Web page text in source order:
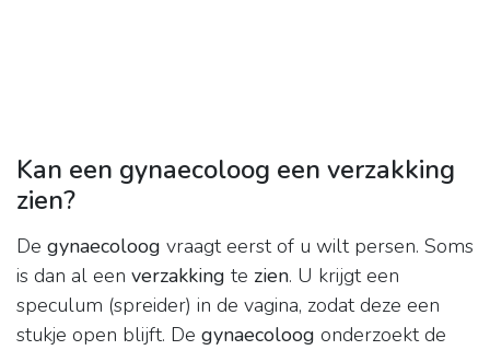
Kan een gynaecoloog een verzakking
zien?
De gynaecoloog vraagt eerst of u wilt persen. Soms
is dan al een verzakking te zien. U krijgt een
speculum (spreider) in de vagina, zodat deze een
stukje open blijft. De gynaecoloog onderzoekt de